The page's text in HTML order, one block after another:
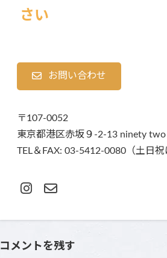
さい
お問い合わせ
〒107-0052
東京都港区赤坂９-2-13 ninety two
TEL＆FAX: 03-5412-0080（土日
コメントを残す